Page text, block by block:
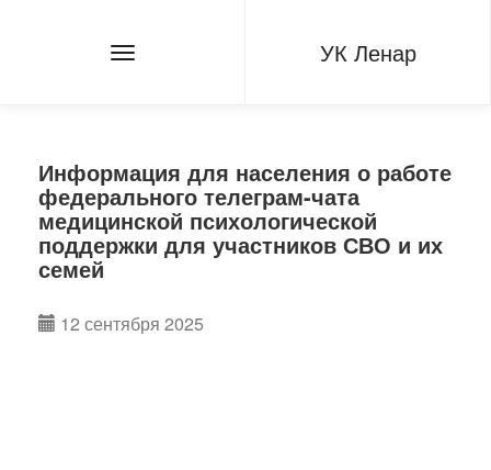
УК Ленар
Информация для населения о работе
федерального телеграм-чата
медицинской психологической
поддержки для участников СВО и их
семей
12 сентября 2025